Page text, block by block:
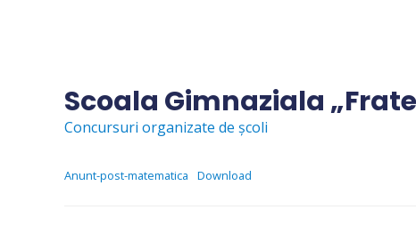
Scoala Gimnaziala
Concursuri organizate de școli
Anunt-post-matematica Download